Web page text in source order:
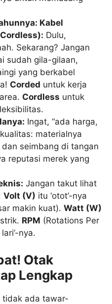
Kabel
Dulu,
Sekarang? Jangan
sudah gila-gilaan,
yang berkabel
Corded untuk kerja
Cordless untuk
Ingat, “ada harga,
materialnya
seimbang di tangan
reputasi merek yang
Jangan takut lihat
Volt (V) itu ‘otot’-nya
makin kuat).Watt (W)
RPM (Rotations Per
nya.
Otak
Lengkap
tidak ada tawar-